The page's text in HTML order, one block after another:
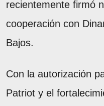
recientemente firmó
cooperación con
Bajos.
Con la autorización
Patriot y el